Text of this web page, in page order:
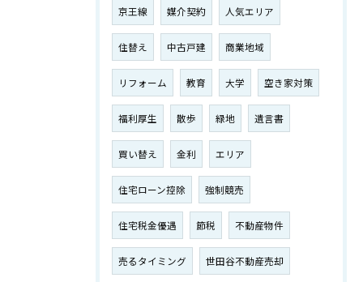
京王線 媒介契約 人気エリア
住替え 中古戸建 商業地域
リフォーム 教育 大学 空き家対策
福利厚生 散歩 緑地 遺言書
買い替え 金利 エリア
住宅ローン控除 強制競売
住宅税金優遇 節税 不動産物件
売るタイミング 世田谷不動産売却